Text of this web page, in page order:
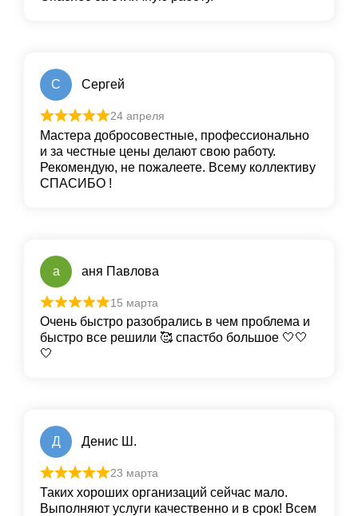
С Сергей
24 апреля
Мастера добросовестные, профессионально
и за честные цены делают свою работу.
Рекомендую, не пожалеете. Всему коллективу
СПАСИБО !
а аня Павлова
15 марта
Очень быстро разобрались в чем проблема и
быстро все решили 🥰 спастбо большое 🤍🤍
🤍
Д Денис Ш.
23 марта
Таких хороших организаций сейчас мало.
Выполняют услуги качественно и в срок! Всем